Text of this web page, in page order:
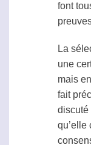
font
La
une
mais
fait
discuté
qu’elle